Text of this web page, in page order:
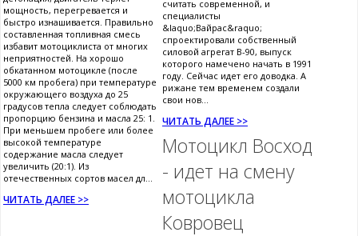
мощность, перегревается и
быстро изнашивается. Правильно
составленная топливная смесь
избавит мотоциклиста от многих
неприятностей. На хорошо
обкатанном мотоцикле (после
5000 км пробега) при температуре
окружающего воздуха до 25
градусов тепла следует соблюдать
пропорцию бензина и масла 25: 1.
При меньшем пробеге или более
высокой температуре
содержание масла следует
увеличить (20:1). Из
отечественных сортов масел дл...
ЧИТАТЬ ДАЛЕЕ >>
считать современной, и
специалисты
&laquo;Вайрас&raquo;
спроектировали собственный
силовой агрегат В-90, выпуск
которого намечено начать в 1991
году. Сейчас идет его доводка. А
рижане тем временем создали
свои нов...
ЧИТАТЬ ДАЛЕЕ >>
Мотоцикл Восход
- идет на смену
мотоцикла
Ковровец